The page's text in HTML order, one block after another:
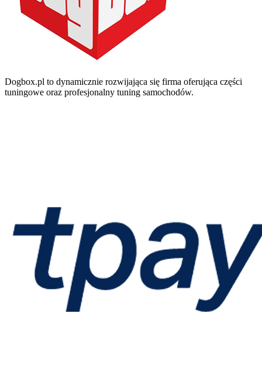
Dogbox.pl to dynamicznie rozwijająca się firma oferująca części
tuningowe oraz profesjonalny tuning samochodów.